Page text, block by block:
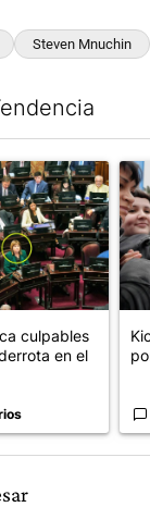
Steven Mnuchin
con el
culpables
en el
Un